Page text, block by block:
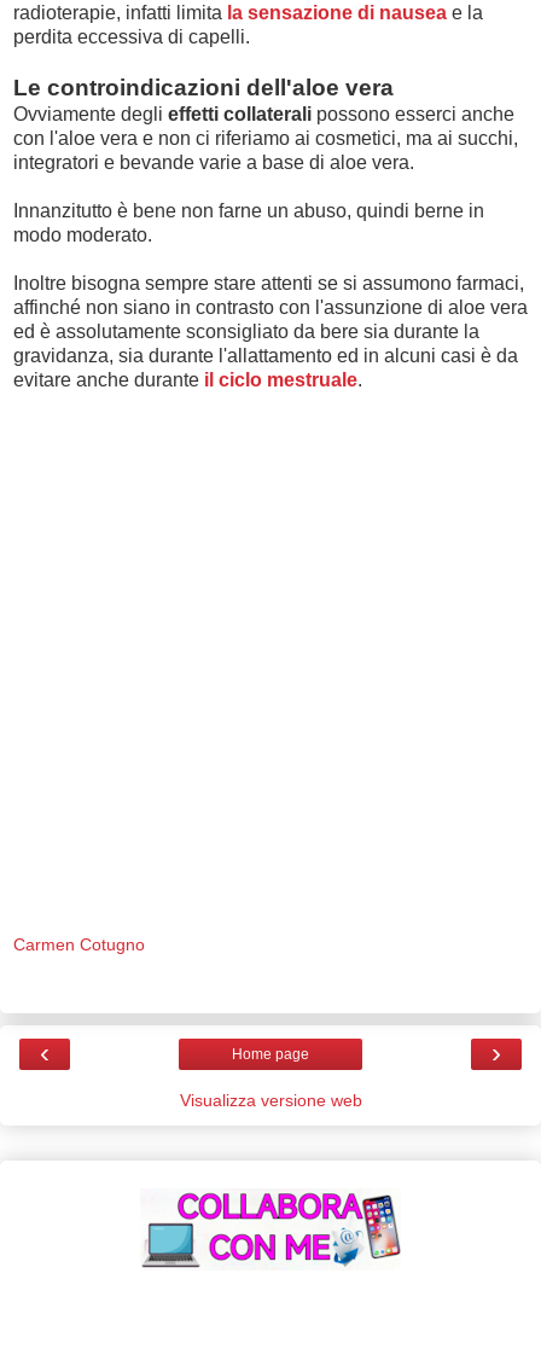
radioterapie, infatti limita la sensazione di nausea e la
perdita eccessiva di capelli.
Le controindicazioni dell'aloe vera
Ovviamente degli effetti collaterali possono esserci anche
con l'aloe vera e non ci riferiamo ai cosmetici, ma ai succhi,
integratori e bevande varie a base di aloe vera.
Innanzitutto è bene non farne un abuso, quindi berne in
modo moderato.
Inoltre bisogna sempre stare attenti se si assumono farmaci,
affinché non siano in contrasto con l'assunzione di aloe vera
ed è assolutamente sconsigliato da bere sia durante la
gravidanza, sia durante l'allattamento ed in alcuni casi è da
evitare anche durante il ciclo mestruale.
Carmen Cotugno
‹ ›
Home page
Visualizza versione web